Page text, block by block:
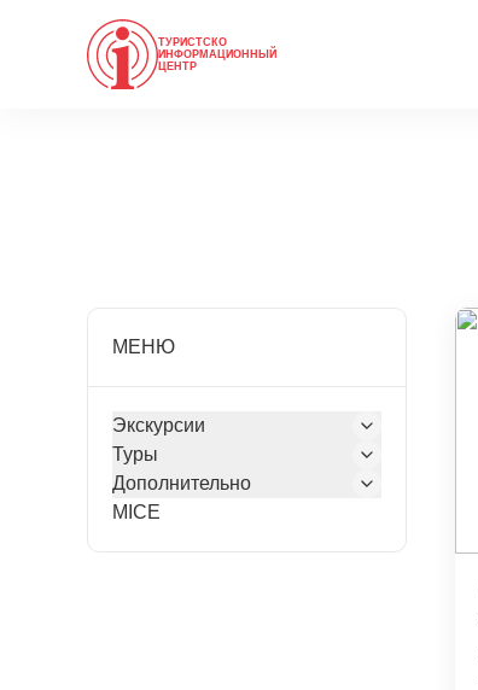
ТУРИСТСКО
ИНФОРМАЦИОННЫЙ
ЦЕНТР
МЕНЮ
Экскурсии
Туры
Дополнительно
MICE